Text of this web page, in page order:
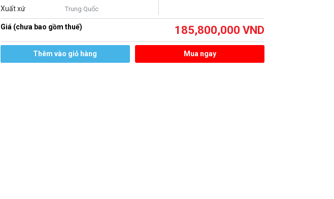
Xuất xứ Trung Quốc
Giá (chưa bao gồm thuế) 185,800,000 VND
Thêm vào giỏ hàng Mua ngay